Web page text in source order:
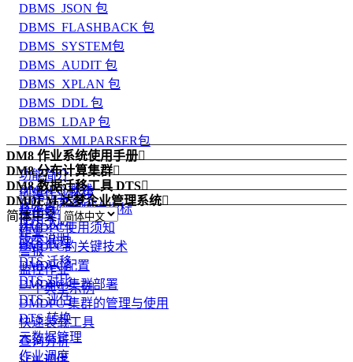
DBMS_JSON 包
DBMS_FLASHBACK 包
DBMS_SYSTEM包
DBMS_AUDIT 包
DBMS_XPLAN 包
DBMS_DDL 包
DBMS_LDAP 包
DBMS_XMLPARSER包
DM8 作业系统使用手册
功能简介
创建作业环境
操作员
作业
警报
监控作业
一个典型示例
DM8 分布计算集群
DMDPC 概述
基本概念和技术指标
DMDPC使用须知
DMDPC的关键技术
DMDPC配置
DMDPC 集群部署
DMDPC 集群的管理与使用
快速装载工具
查询分析
DM8 数据迁移工具 DTS
DTS 功能简介
DTS 入门
DTS 代理
DTS 迁移
DTS 对比
DTS 评估
DTS 转换
元数据管理
作业调度
DMDEM 达梦企业管理系统
使用手册
版本说明
简体中文